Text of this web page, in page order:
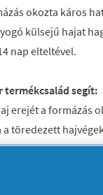
okozta káros
külsejű hajat
nap elteltével.
termékcsalád segít:
erejét a formázás
a töredezett